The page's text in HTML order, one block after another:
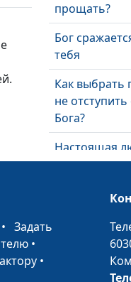
прощать?
Бог
тебя
Как выбрать
не отступить
Бога?
Настоящая
— это...
Что дает
Бог дает
•Задать
•
•